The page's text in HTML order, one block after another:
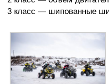
3 класс — шипованные